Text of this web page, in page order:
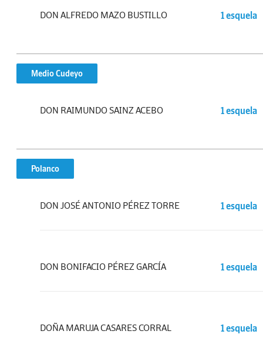
DON ALFREDO MAZO BUSTILLO 1 esquela
Medio Cudeyo
DON RAIMUNDO SAINZ ACEBO 1 esquela
Polanco
DON JOSÉ ANTONIO PÉREZ TORRE 1 esquela
DON BONIFACIO PÉREZ GARCÍA 1 esquela
DOÑA MARUJA CASARES CORRAL 1 esquela